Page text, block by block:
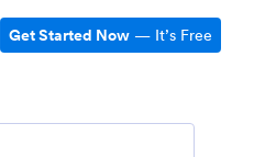
Get Started Now — It’s Free